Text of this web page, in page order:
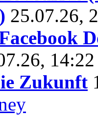
25.07.26,
Zukunft